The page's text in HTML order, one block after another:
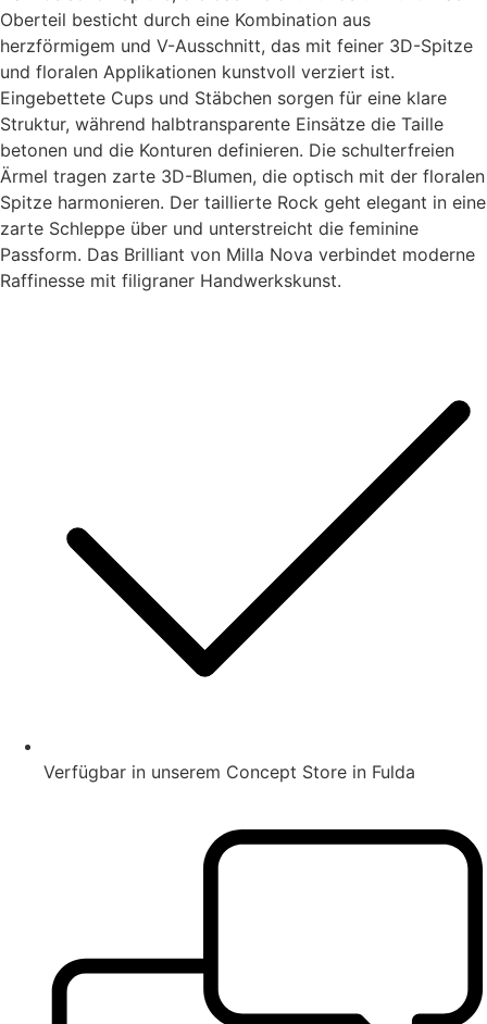
Oberteil besticht durch eine Kombination aus
herzförmigem und V-Ausschnitt, das mit feiner 3D-Spitze
und floralen Applikationen kunstvoll verziert ist.
Eingebettete Cups und Stäbchen sorgen für eine klare
Struktur, während halbtransparente Einsätze die Taille
betonen und die Konturen definieren. Die schulterfreien
Ärmel tragen zarte 3D-Blumen, die optisch mit der floralen
Spitze harmonieren. Der taillierte Rock geht elegant in eine
zarte Schleppe über und unterstreicht die feminine
Passform. Das Brilliant von Milla Nova verbindet moderne
Raffinesse mit filigraner Handwerkskunst.
Verfügbar in unserem Concept Store in Fulda